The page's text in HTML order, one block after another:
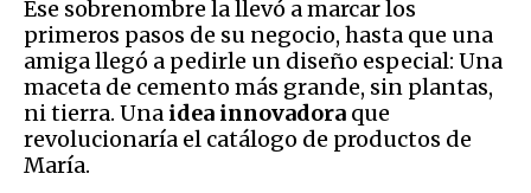
Ese sobrenombre la llevó a marcar los
primeros pasos de su negocio, hasta que una
amiga llegó a pedirle un diseño especial: Una
maceta de cemento más grande, sin plantas,
ni tierra. Una idea innovadora que
revolucionaría el catálogo de productos de
María.